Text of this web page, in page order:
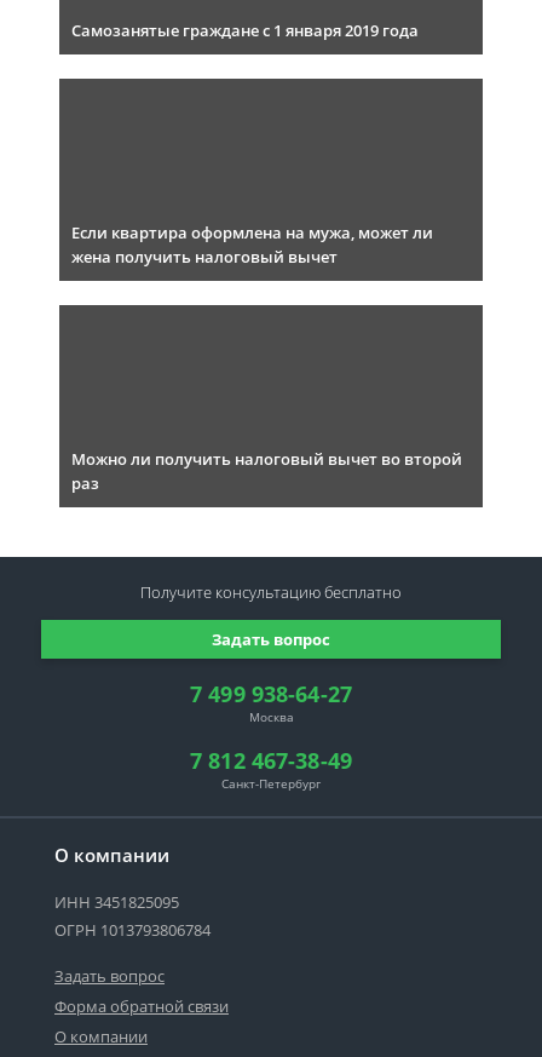
Самозанятые граждане с 1 января 2019 года
Если квартира оформлена на мужа, может ли
жена получить налоговый вычет
Можно ли получить налоговый вычет во второй
раз
О компании
ИНН 3451825095
ОГРН 1013793806784
Задать вопрос
Форма обратной связи
О компании
7 499 938-64-27
Москва
7 812 467-38-49
Санкт-Петербург
Задать вопрос
Получите консультациюбесплатно